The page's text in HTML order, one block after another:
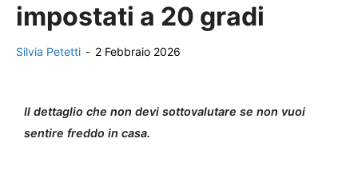
impostati a 20 gradi
Silvia Petetti - 2 Febbraio 2026
Il dettaglio che non devi sottovalutare se non vuoi
sentire freddo in casa.